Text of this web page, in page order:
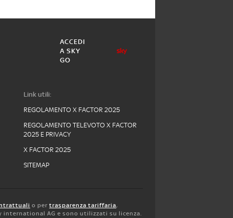
ACCEDI
A SKY
GO
Link utili:
REGOLAMENTO X FACTOR 2025
REGOLAMENTO TELEVOTO X FACTOR
2025 E PRIVACY
X FACTOR 2025
SITEMAP
o per trasparenza tariffaria,
AG e sono utilizzati su licenza.